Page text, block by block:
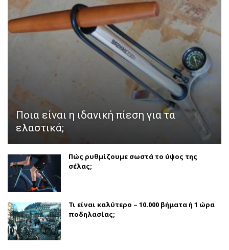
Ποια είναι η ιδανική πίεση για τα
ελαστικά;
Πώς ρυθμίζουμε σωστά το ύψος της
σέλας;
Τι είναι καλύτερο – 10.000 βήματα ή 1 ώρα
ποδηλασίας;